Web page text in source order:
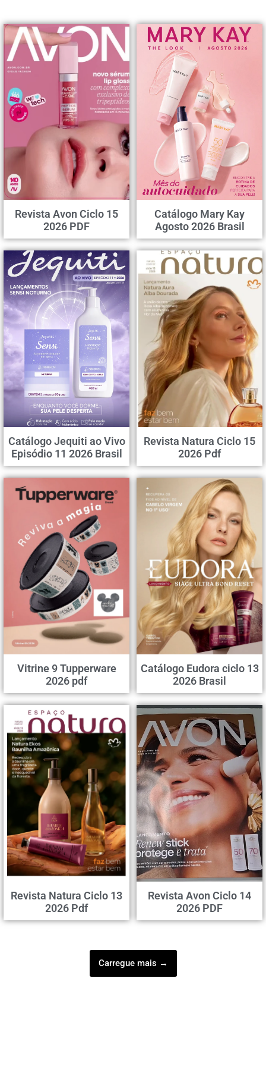
Revista Avon Ciclo 15
2026 PDF
Catálogo Mary Kay
Agosto 2026 Brasil
Catálogo Jequiti ao Vivo
Episódio 11 2026 Brasil
Revista Natura Ciclo 15
2026 Pdf
Vitrine 9 Tupperware
2026 pdf
Catálogo Eudora ciclo 13
2026 Brasil
Revista Natura Ciclo 13
2026 Pdf
Revista Avon Ciclo 14
2026 PDF
Carregue mais →